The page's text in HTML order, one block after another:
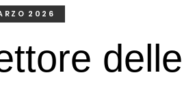
2026
delle